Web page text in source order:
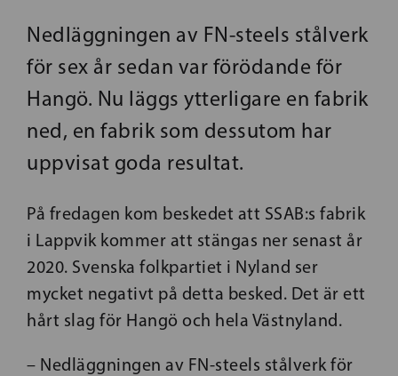
Nedläggningen av FN-steels stålverk
för sex år sedan var förödande för
Hangö. Nu läggs ytterligare en fabrik
ned, en fabrik som dessutom har
uppvisat goda resultat.
På fredagen kom beskedet att SSAB:s fabrik
i Lappvik kommer att stängas ner senast år
2020. Svenska folkpartiet i Nyland ser
mycket negativt på detta besked. Det är ett
hårt slag för Hangö och hela Västnyland.
– Nedläggningen av FN-steels stålverk för